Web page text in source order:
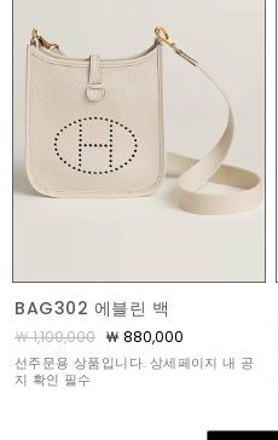
BAG302 에블린 백
￦ 1,100,000 ￦ 880,000
선주문용 상품입니다. 상세페이지 내 공
지 확인 필수